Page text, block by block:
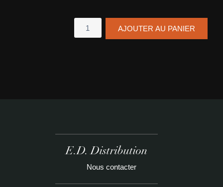
AJOUTER AU PANIER
E.D. Distribution
Nous contacter